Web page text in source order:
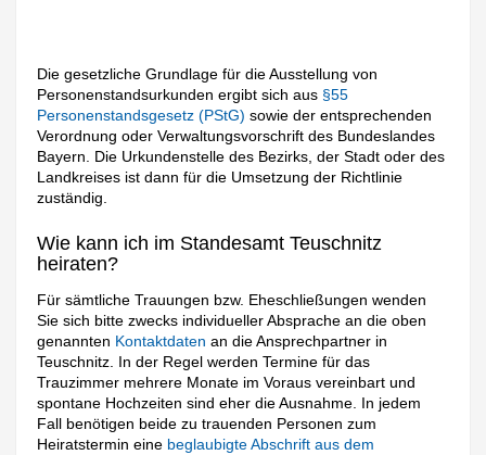
Die gesetzliche Grundlage für die Ausstellung von
Personenstandsurkunden ergibt sich aus §55
Personenstandsgesetz (PStG)sowie der entsprechenden
Verordnung oder Verwaltungsvorschrift des Bundeslandes
Bayern. Die Urkundenstelle des Bezirks, der Stadt oder des
Landkreises ist dann für die Umsetzung der Richtlinie
zuständig.
Wie kann ich im Standesamt Teuschnitz
heiraten?
Für sämtliche Trauungen bzw. Eheschließungen wenden
Sie sich bitte zwecks individueller Absprache an die oben
genannten Kontaktdaten an die Ansprechpartner in
Teuschnitz. In der Regel werden Termine für das
Trauzimmer mehrere Monate im Voraus vereinbart und
spontane Hochzeiten sind eher die Ausnahme. In jedem
Fall benötigen beide zu trauenden Personen zum
Heiratstermin eine beglaubigte Abschrift aus dem